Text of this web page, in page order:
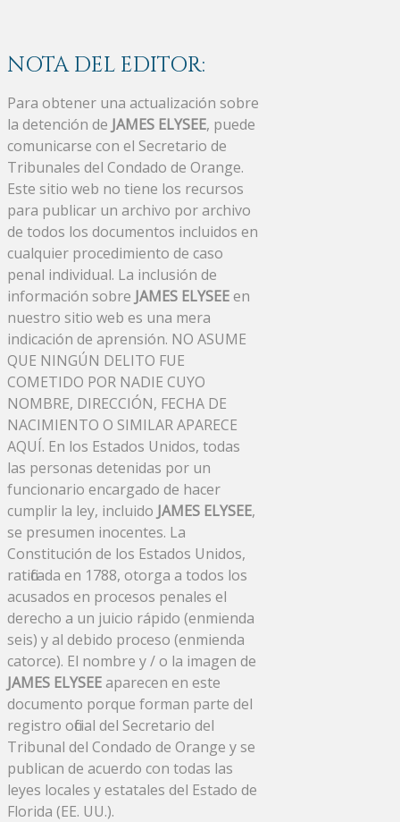
NOTA DEL EDITOR:
Para obtener una actualización sobre
la detención de JAMES ELYSEE, puede
comunicarse con el Secretario de
Tribunales del Condado de Orange.
Este sitio web no tiene los recursos
para publicar un archivo por archivo
de todos los documentos incluidos en
cualquier procedimiento de caso
penal individual. La inclusión de
información sobre JAMES ELYSEEen
nuestro sitio web es una mera
indicación de aprensión. NO ASUME
QUE NINGÚN DELITO FUE
COMETIDO POR NADIE CUYO
NOMBRE, DIRECCIÓN, FECHA DE
NACIMIENTO O SIMILAR APARECE
AQUÍ. En los Estados Unidos, todas
las personas detenidas por un
funcionario encargado de hacer
cumplir la ley, incluido JAMES ELYSEE,
se presumen inocentes. La
Constitución de los Estados Unidos,
ratificada en 1788, otorga a todos los
acusados ​​en procesos penales el
derecho a un juicio rápido (enmienda
seis) y al debido proceso (enmienda
catorce). El nombre y / o la imagen de
JAMES ELYSEEaparecen en este
documento porque forman parte del
registro oficial del Secretario del
Tribunal del Condado de Orange y se
publican de acuerdo con todas las
leyes locales y estatales del Estado de
Florida (EE. UU.).